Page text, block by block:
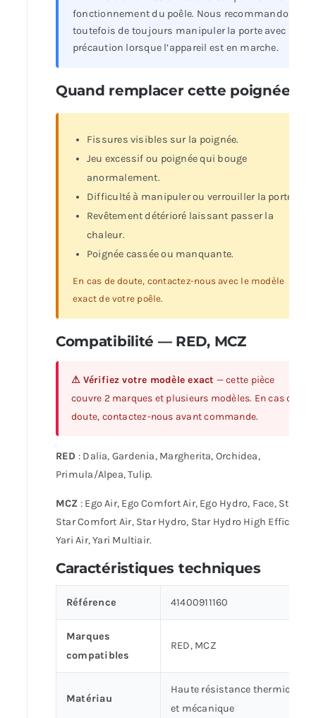
fonctionnement du poêle. Nous recommandons
toutefois de toujours manipuler la porte avec
précaution lorsque l’appareil est en marche.
Quand remplacer cette poignée ?
Fissures visibles sur la poignée.
Jeu excessif ou poignée qui bouge
anormalement.
Difficulté à manipuler ou verrouiller la porte.
Revêtement détérioré laissant passer la
chaleur.
Poignée cassée ou manquante.
En cas de doute, contactez-nous avec le modèle
exact de votre poêle.
Compatibilité — RED, MCZ
⚠ Vérifiez votre modèle exact — cette pièce
couvre 2 marques et plusieurs modèles. En cas de
doute, contactez-nous avant commande.
RED : Dalia, Gardenia, Margherita, Orchidea,
Primula/Alpea, Tulip.
MCZ : Ego Air, Ego Comfort Air, Ego Hydro, Face, Star Air,
Star Comfort Air, Star Hydro, Star Hydro High Efficiency,
Yari Air, Yari Multiair.
Caractéristiques techniques
Référence 41400911160
Marques
compatibles
RED, MCZ
Matériau
Haute résistance thermique
et mécanique